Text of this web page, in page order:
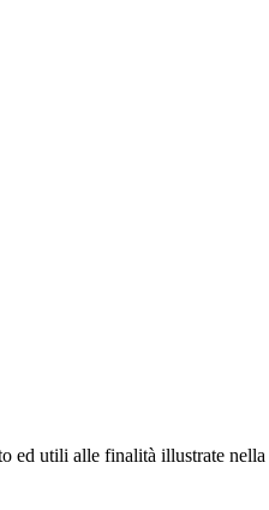
ed utili alle finalità illustrate nella